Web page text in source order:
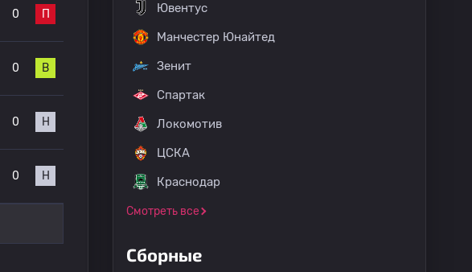
0 П
0 В
0 Н
0 Н
Ювентус
Манчестер Юнайтед
Зенит
Спартак
Локомотив
ЦСКА
Краснодар
Смотреть все
Сборные